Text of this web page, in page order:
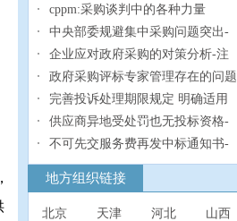
cppm:采购谈判中的各种力量
中央部委规避集中采购问题突出-
企业应对政府采购的对策分析-注
政府采购评标专家管理存在的问题
完善投诉处理期限规定 明确适用
供应商异地受处罚也无投标资格-
不可先交服务费再发中标通知书-
地方组织链接
北京 天津 河北
山西